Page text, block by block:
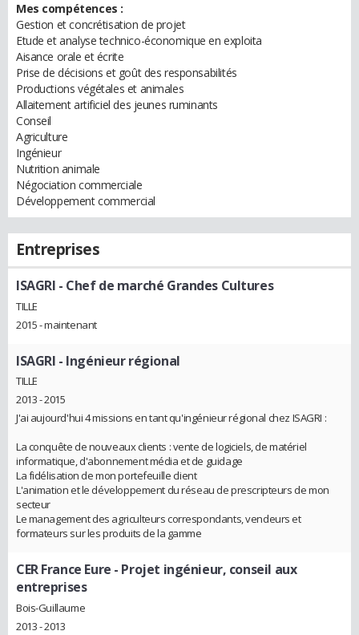
Mes compétences :
Gestion et concrétisation de projet
Etude et analyse technico-économique en exploita
Aisance orale et écrite
Prise de décisions et goût des responsabilités
Productions végétales et animales
Allaitement artificiel des jeunes ruminants
Conseil
Agriculture
Ingénieur
Nutrition animale
Négociation commerciale
Développement commercial
Entreprises
ISAGRI - Chef de marché Grandes Cultures
TILLE
2015 - maintenant
ISAGRI - Ingénieur régional
TILLE
2013 - 2015
J'ai aujourd'hui 4 missions en tant qu'ingénieur régional chez ISAGRI :
La conquête de nouveaux clients : vente de logiciels, de matériel
informatique, d'abonnement média et de guidage
La fidélisation de mon portefeuille client
L'animation et le développement du réseau de prescripteurs de mon
secteur
Le management des agriculteurs correspondants, vendeurs et
formateurs sur les produits de la gamme
CER France Eure - Projet ingénieur, conseil aux
entreprises
Bois-Guillaume
2013 - 2013